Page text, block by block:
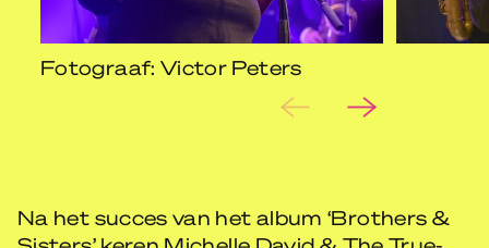
Fotograaf: Victor Peters
Na het succes van het album ‘Brothers &